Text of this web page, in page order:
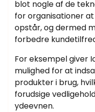
blot nogle af de
for organisationer
opstår, og dermed
forbedre
For eksempel giver
mulighed for at
produkter i brug,
forudsige
ydeevnen.